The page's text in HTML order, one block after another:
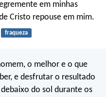
em minhas
Cristo repouse em mim.
fraqueza
o melhor e o que
e desfrutar o resultado
do sol durante os